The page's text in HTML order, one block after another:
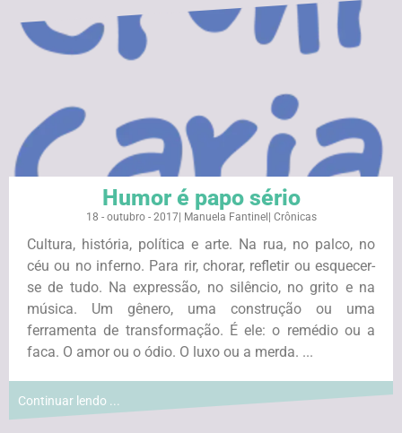
Humor é papo sério
18 - outubro - 2017| Manuela Fantinel Crônicas
Cultura, história, política e arte. Na rua, no palco, no
céu ou no inferno. Para rir, chorar, refletir ou esquecer-
se de tudo. Na expressão, no silêncio, no grito e na
música. Um gênero, uma construção ou uma
ferramenta de transformação. É ele: o remédio ou a
faca. O amor ou o ódio. O luxo ou a merda. ...
Continuar lendo ...